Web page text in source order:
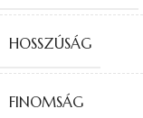
HOSSZÚSÁG
FINOMSÁG